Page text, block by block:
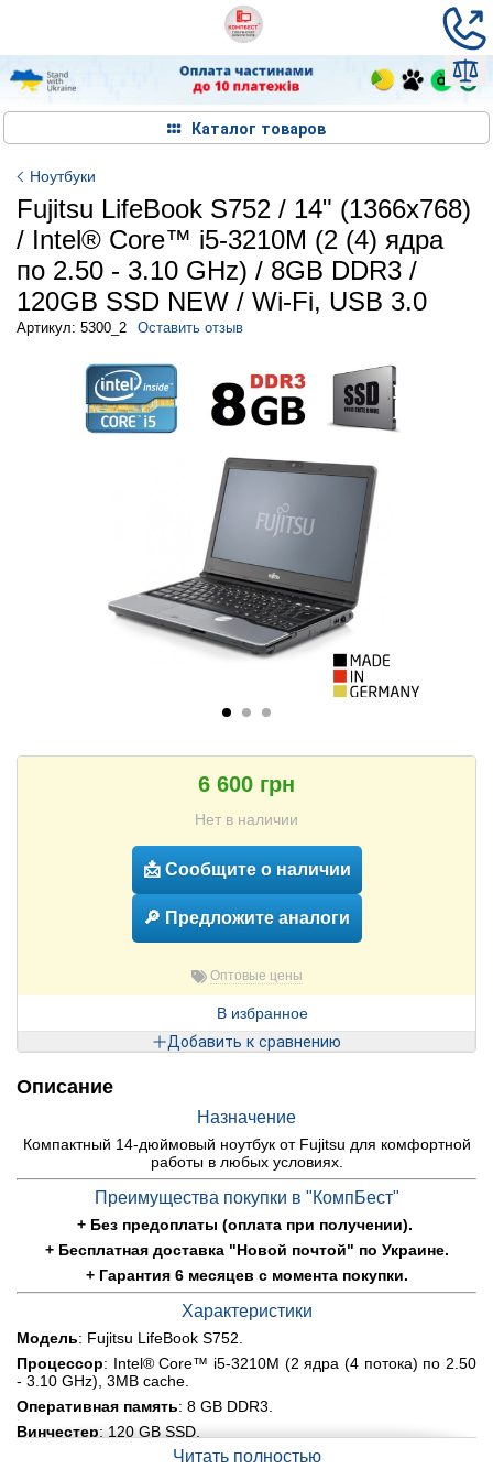
Каталог товаров
Ноутбуки
Fujitsu LifeBook S752 / 14" (1366х768)
/ Intel® Core™ i5-3210M (2 (4) ядра
по 2.50 - 3.10 GHz) / 8GB DDR3 /
120GB SSD NEW / Wi-Fi, USB 3.‎0
Артикул: 5300_2 Оставить отзыв
6 600 грн
Нет в наличии
📩 Сообщите о наличии
🔎 Предложите аналоги
Оптовые цены
В избранное
Добавить к сравнению
Описание
Назначение
Компактный 14-дюймовый ноутбук от Fujitsu для комфортной
работы в любых условиях.
Преимущества покупки в "КомпБест"
+ Без предоплаты (оплата при получении).
+ Бесплатная доставка "Новой почтой" по Украине.
+ Гарантия 6 месяцев с момента покупки.
Характеристики
Модель: Fujitsu LifeBook S752.
Процессор: Intel® Core™ i5-3210M (2 ядра (4 потока) по 2.50
- 3.10 GHz), 3MB cache.
Оперативная память: 8 GB DDR3.
Винчестер: 120 GB SSD.
: интегрированная Intel® HD Graphics 4000.
Читать полностью